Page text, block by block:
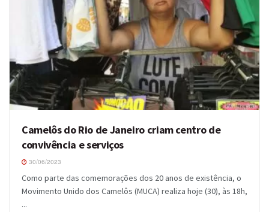
Camelôs do Rio de Janeiro criam centro de
convivência e serviços
30/06/2023
Como parte das comemorações dos 20 anos de existência, o
Movimento Unido dos Camelôs (MUCA) realiza hoje (30), às 18h,
...